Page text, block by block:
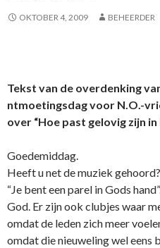
OKTOBER 4, 2009 BEHEERDER
Tekst van de overdenking
ntmoetingsdag voor N.O.-
over “Hoe past gelovig zijn in
Goedemiddag.
Heeft u net de muziek
“Je bent een parel in Gods
God. Er zijn ook clubjes waar
omdat de leden zich meer
omdat die nieuweling wel eens